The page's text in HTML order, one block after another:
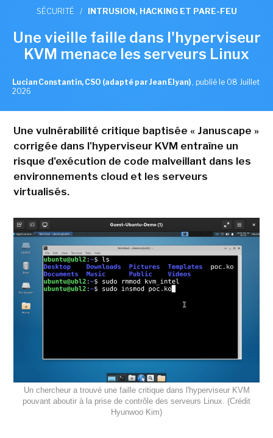
SÉCURITÉ / INTRUSION, HACKING ET PARE-FEU
Une vieille faille dans l'hyperviseur
KVM menace les serveurs Linux
Lucian Constantin, CSO (adapté par Jean Elyan) , publié le 08 Juillet
2026
Une vulnérabilité critique baptisée « Januscape »
corrigée dans l'hyperviseur KVM entraîne un
risque d'exécution de code malveillant dans les
environnements cloud et les serveurs
virtualisés.
Un chercheur a trouvé une faille critique dans l'hyperviseur KVM
pouvant aboutir à la prise de contrôle des serveurs Linux. (Crédit
Hyunwoo Kim)